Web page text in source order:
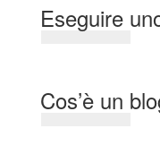
Eseguire
Cos’è un